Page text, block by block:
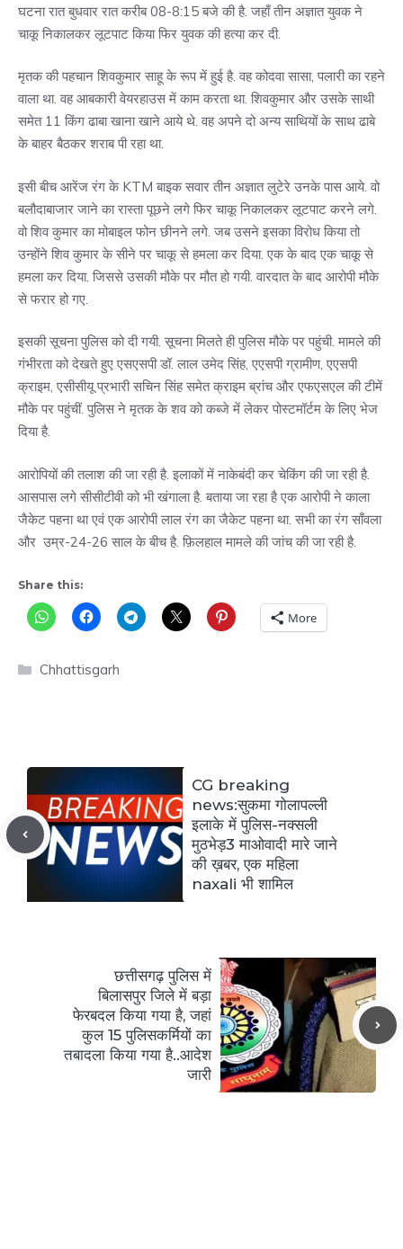
घटना रात बुधवार रात करीब 08-8:15 बजे की है. जहाँ तीन अज्ञात युवक ने
चाकू निकालकर लूटपाट किया फिर युवक की हत्या कर दी.
मृतक की पहचान शिवकुमार साहू के रूप में हुई है. वह कोदवा सासा, पलारी का रहने
वाला था. वह आबकारी वेयरहाउस में काम करता था. शिवकुमार और उसके साथी
समेत 11 किंग ढाबा खाना खाने आये थे. वह अपने दो अन्य साथियों के साथ ढाबे
के बाहर बैठकर शराब पी रहा था.
इसी बीच आरेंज रंग के KTM बाइक सवार तीन अज्ञात लुटेरे उनके पास आये. वो
बलौदाबाजार जाने का रास्ता पूछने लगे फिर चाकू निकालकर लूटपाट करने लगे.
वो शिव कुमार का मोबाइल फोन छीनने लगे. जब उसने इसका विरोध किया तो
उन्होंने शिव कुमार के सीने पर चाकू से हमला कर दिया. एक के बाद एक चाकू से
हमला कर दिया. जिससे उसकी मौके पर मौत हो गयी. वारदात के बाद आरोपी मौके
से फरार हो गए.
इसकी सूचना पुलिस को दी गयी. सूचना मिलते ही पुलिस मौके पर पहुंची. मामले की
गंभीरता को देखते हुए एसएसपी डॉ. लाल उमेद सिंह, एएसपी ग्रामीण, एएसपी
क्राइम, एसीसीयू प्रभारी सचिन सिंह समेत क्राइम ब्रांच और एफएसएल की टीमें
मौके पर पहुंचीं. पुलिस ने मृतक के शव को कब्जे में लेकर पोस्टमॉर्टम के लिए भेज
दिया है.
आरोपियों की तलाश की जा रही है. इलाकों में नाकेबंदी कर चेकिंग की जा रही है.
आसपास लगे सीसीटीवी को भी खंगाला है. बताया जा रहा है एक आरोपी ने काला
जैकेट पहना था एवं एक आरोपी लाल रंग का जैकेट पहना था. सभी का रंग साँवला
और उम्र-24-26 साल के बीच है. फ़िलहाल मामले की जांच की जा रही है.
Share this:
More
Categories
Chhattisgarh
CG breaking
news:सुकमा गोलापल्ली
इलाके में पुलिस-नक्सली
मुठभेड़3 माओवादी मारे जाने
की ख़बर, एक महिला
naxali भी शामिल
छत्तीसगढ़ पुलिस में
बिलासपुर जिले में बड़ा
फेरबदल किया गया है, जहां
कुल 15 पुलिसकर्मियों का
तबादला किया गया है..आदेश
जारी